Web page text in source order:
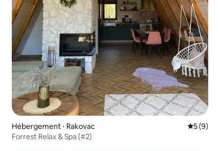
Hébergement ⋅ Rakovac
5 (9)
Forrest Relax & Spa (#2)